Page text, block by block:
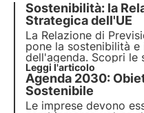
Sostenibilità: la
Strategica dell'UE
La Relazione di
pone la sostenibilità
dell'agenda. Scopri le
proposti per
futuro più sostenibile
questo contesto con il
Leggi l'articolo
Agenda 2030:
Sostenibile
Le imprese devono